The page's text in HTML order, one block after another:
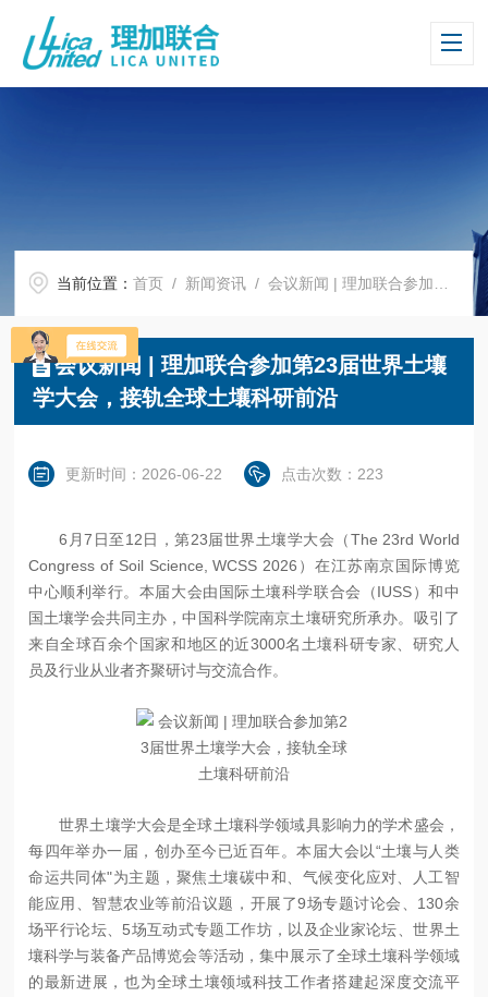
当前位置：首页 / 新闻资讯 / 会议新闻 | 理加联合参加第23届世界土壤学大会，接轨全球土壤科研前沿
会议新闻 | 理加联合参加第23届世界土壤
学大会，接轨全球土壤科研前沿
更新时间：2026-06-22 点击次数：223
6月7日至12日，第23届世界土壤学大会（The 23rd World
Congress of Soil Science, WCSS 2026）在江苏南京国际博览
中心顺利举行。本届大会由国际土壤科学联合会（IUSS）和中
国土壤学会共同主办，中国科学院南京土壤研究所承办。吸引了
来自全球百余个国家和地区的近3000名土壤科研专家、研究人
员及行业从业者齐聚研讨与交流合作。
世界土壤学大会是全球土壤科学领域具影响力的学术盛会，
每四年举办一届，创办至今已近百年。本届大会以“土壤与人类
命运共同体"为主题，聚焦土壤碳中和、气候变化应对、人工智
能应用、智慧农业等前沿议题，开展了9场专题讨论会、130余
场平行论坛、5场互动式专题工作坊，以及企业家论坛、世界土
壤科学与装备产品博览会等活动，集中展示了全球土壤科学领域
的最新进展，也为全球土壤领域科技工作者搭建起深度交流平